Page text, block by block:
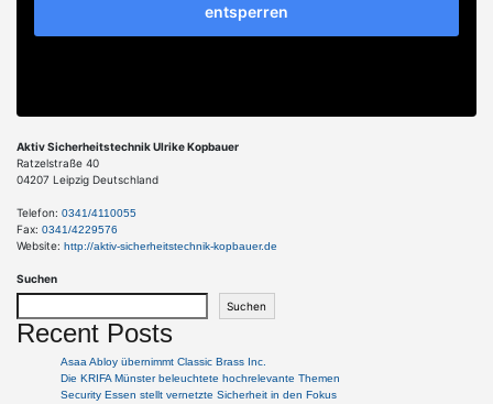
entsperren
Aktiv Sicherheitstechnik Ulrike Kopbauer
Ratzelstraße 40
04207 Leipzig Deutschland
Telefon: 0341/4110055
Fax: 0341/4229576
Website: http://aktiv-sicherheitstechnik-kopbauer.de
Suchen
Suchen
Recent Posts
Asaa Abloy übernimmt Classic Brass Inc.
Die KRIFA Münster beleuchtete hochrelevante Themen
Security Essen stellt vernetzte Sicherheit in den Fokus